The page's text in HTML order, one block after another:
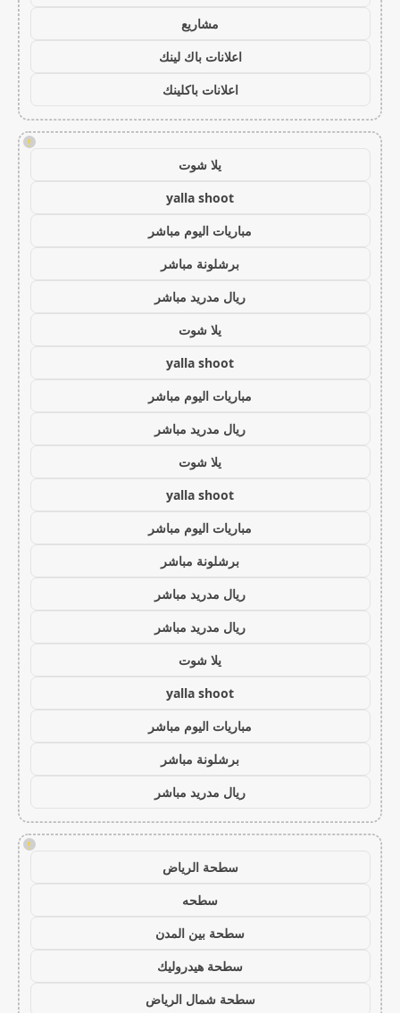
مشاريع
اعلانات باك لينك
اعلانات باكلينك
!
يلا شوت
yalla shoot
مباريات اليوم مباشر
برشلونة مباشر
ريال مدريد مباشر
يلا شوت
yalla shoot
مباريات اليوم مباشر
ريال مدريد مباشر
يلا شوت
yalla shoot
مباريات اليوم مباشر
برشلونة مباشر
ريال مدريد مباشر
ريال مدريد مباشر
يلا شوت
yalla shoot
مباريات اليوم مباشر
برشلونة مباشر
ريال مدريد مباشر
!
سطحة الرياض
سطحه
سطحة بين المدن
سطحة هيدروليك
سطحة شمال الرياض